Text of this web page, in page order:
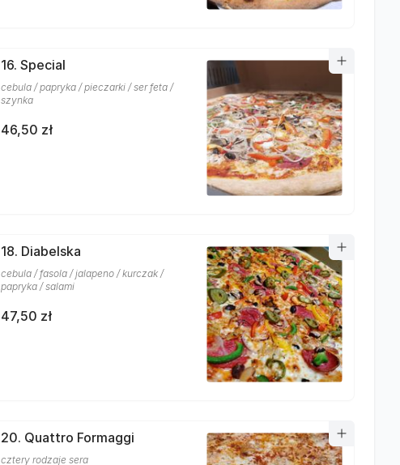
16. Special
cebula / papryka / pieczarki / ser feta /
szynka
46,50 zł
18. Diabelska
cebula / fasola / jalapeno / kurczak /
papryka / salami
47,50 zł
20. Quattro Formaggi
cztery rodzaje sera